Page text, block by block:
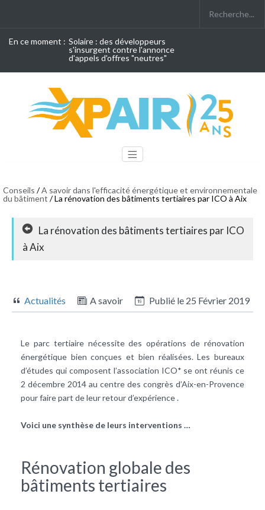
En ce moment : Solaire : des développeurs
s'insurgent contre l'annonce
d'appels d'offres "neutres"
Conseils /A savoir dans l'efficacité énergétique et environnementale
du bâtiment / La rénovation des bâtiments tertiaires par ICO à Aix
La rénovation des bâtiments tertiaires par ICO
à Aix
Actualités A savoir Publié le 25 Février 2019
Le parc tertiairenécessite des opérations de rénovation
énergétique bien conçues et bien réalisées. Les bureaux
d’études qui composent l’association ICO* se ont réunis ce
2 décembre 2014 au centre des congrès d’Aix-en-Provence
pour faire part de leur retour d’expérience .
Voici une synthèse de leurs interventions …
Rénovation globale des
bâtiments tertiaires